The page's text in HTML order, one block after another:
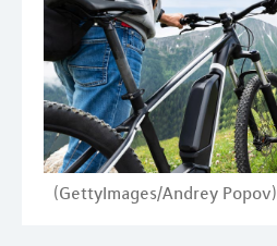
(GettyImages/Andrey Popov)